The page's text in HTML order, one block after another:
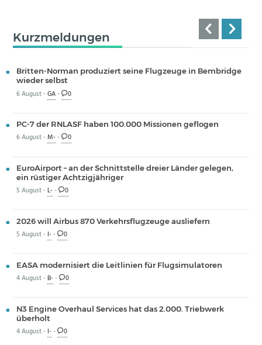
Kurzmeldungen
Britten-Norman produziert seine Flugzeuge in Bembridge
wieder selbst
6 August -GA- 0
PC-7 der RNLASF haben 100.000 Missionen geflogen
6 August -M-- 0
EuroAirport – an der Schnittstelle dreier Länder gelegen,
ein rüstiger Achtzigjähriger
5 August -L-- 0
2026 will Airbus 870 Verkehrsflugzeuge ausliefern
5 August - I-- 0
EASA modernisiert die Leitlinien für Flugsimulatoren
4 August -B-- 0
N3 Engine Overhaul Services hat das 2.000. Triebwerk
überholt
4 August - I-- 0